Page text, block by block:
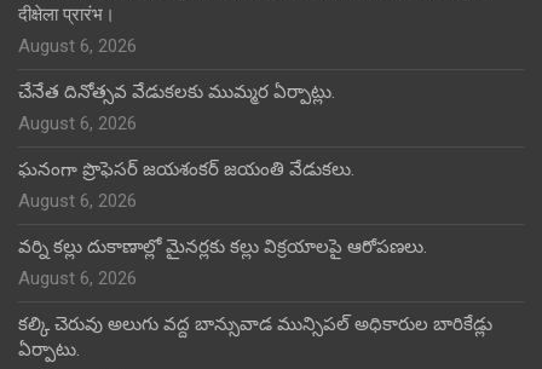
दीक्षेला प्रारंभ।
August 6, 2026
చేనేత దినోత్సవ వేడుకలకు ముమ్మర ఏర్పాట్లు.
August 6, 2026
ఘనంగా ప్రొఫెసర్ జయశంకర్ జయంతి వేడుకలు.
August 6, 2026
వర్ని కల్లు దుకాణాల్లో మైనర్లకు కల్లు విక్రయాలపై ఆరోపణలు.
August 6, 2026
కల్కి చెరువు అలుగు వద్ద బాన్సువాడ మున్సిపల్ అధికారుల బారికేడ్లు
ఏర్పాటు.